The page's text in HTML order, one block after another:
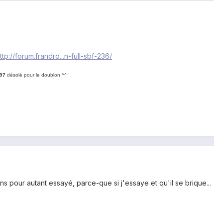
forum.frandro...n-full-sbf-236/
désolé pour le doublon ^^
pour autant essayé, parce-que si j'essaye et qu'il se brique...